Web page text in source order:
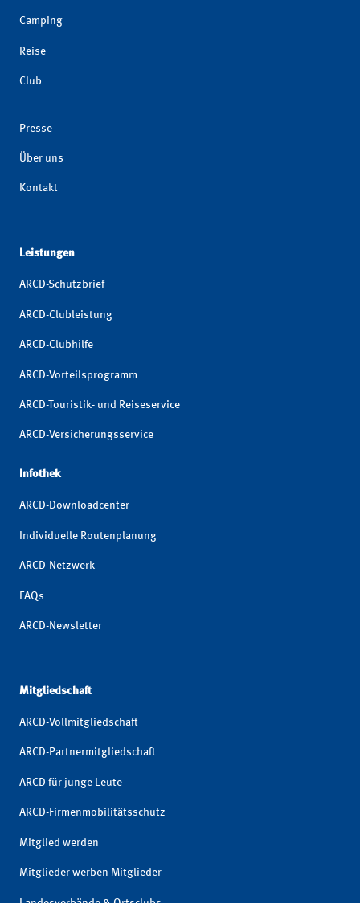
Camping
Reise
Club
Presse
Über uns
Kontakt
Leistungen
ARCD-Schutzbrief
ARCD-Clubleistung
ARCD-Clubhilfe
ARCD-Vorteilsprogramm
ARCD-Touristik- und Reiseservice
ARCD-Versicherungsservice
Infothek
ARCD-Downloadcenter
Individuelle Routenplanung
ARCD-Netzwerk
FAQs
ARCD-Newsletter
Mitgliedschaft
ARCD-Vollmitgliedschaft
ARCD-Partnermitgliedschaft
ARCD für junge Leute
ARCD-Firmenmobilitätsschutz
Mitglied werden
Mitglieder werben Mitglieder
Landesverbände & Ortsclubs